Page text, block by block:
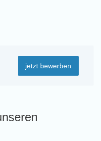
jetzt bewerben